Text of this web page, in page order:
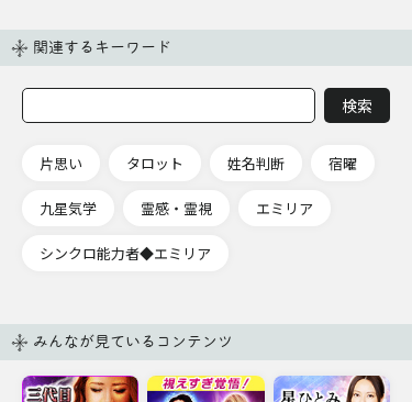
関連するキーワード
片思い タロット 姓名判断 宿曜
九星気学 霊感・霊視 エミリア
シンクロ能力者◆エミリア
みんなが見ているコンテンツ